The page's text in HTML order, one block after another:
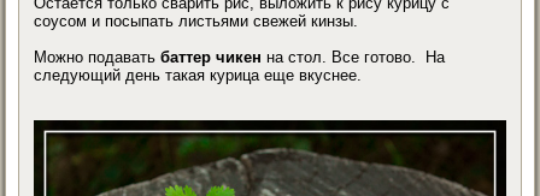
соусом и посыпать листьями свежей кинзы.
Можно подаватьбаттер чикен на стол. Все готово. На
следующий день такая курица еще вкуснее.